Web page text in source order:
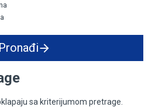
Pronađi
sa kriterijumom pretrage.